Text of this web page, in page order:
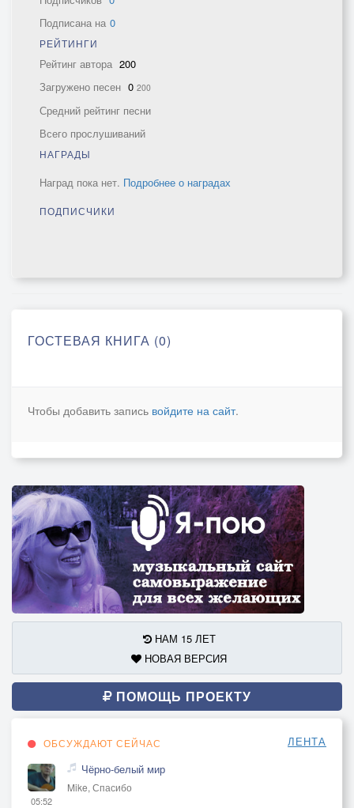
Подписана на 0
РЕЙТИНГИ
Рейтинг автора 200
Загружено песен 0 200
Средний рейтинг песни
Всего прослушиваний
НАГРАДЫ
Наград пока нет. Подробнее о наградах
ПОДПИСЧИКИ
ГОСТЕВАЯ КНИГА (0)
Чтобы добавить запись войдите на сайт.
НАМ 15 ЛЕТ
НОВАЯ ВЕРСИЯ
ПОМОЩЬ ПРОЕКТУ
ОБСУЖДАЮТ СЕЙЧАС ЛЕНТА
05:52
Чёрно-белый мир
Mike, Спасибо